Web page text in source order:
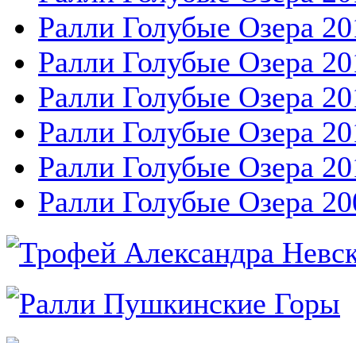
Ралли Голубые Озера
Ралли Голубые Озера
Ралли Голубые Озера
Ралли Голубые Озера
Ралли Голубые Озера
Ралли Голубые Озера